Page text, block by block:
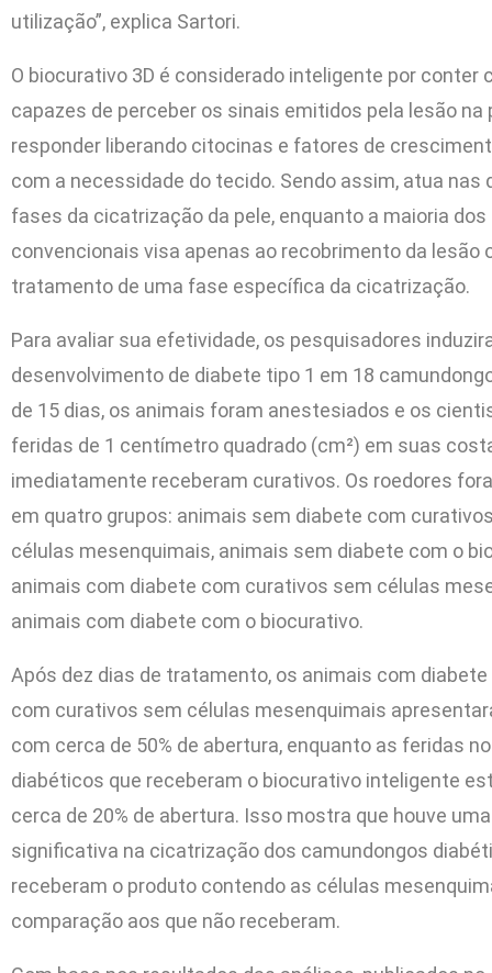
utilização”, explica Sartori.
O biocurativo 3D é considerado inteligente por conter
capazes de perceber os sinais emitidos pela lesão na
responder liberando citocinas e fatores de
com a necessidade do tecido. Sendo assim, atua nas
fases da cicatrização da pele, enquanto a maioria
convencionais visa apenas ao recobrimento da lesão
tratamento de uma fase específica da cicatrização.
Para avaliar sua efetividade, os pesquisadores
desenvolvimento de diabete tipo 1 em 18
de 15 dias, os animais foram anestesiados e os
feridas de 1 centímetro quadrado (cm²) em suas
imediatamente receberam curativos. Os roedores
em quatro grupos: animais sem diabete com
células mesenquimais, animais sem diabete com o
animais com diabete com curativos sem células
animais com diabete com o biocurativo.
Após dez dias de tratamento, os animais com
com curativos sem células mesenquimais
com cerca de 50% de abertura, enquanto as feridas
diabéticos que receberam o biocurativo inteligente
cerca de 20% de abertura. Isso mostra que houve
significativa na cicatrização dos camundongos
receberam o produto contendo as células
comparação aos que não receberam.